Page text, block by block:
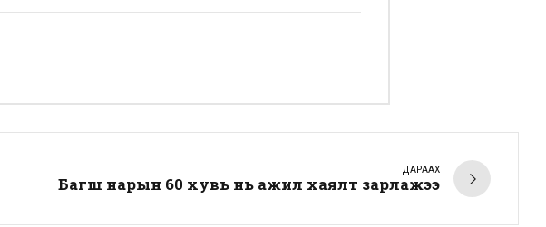
ДАРААХ
Багш нарын 60 хувь нь ажил хаялт зарлажээ